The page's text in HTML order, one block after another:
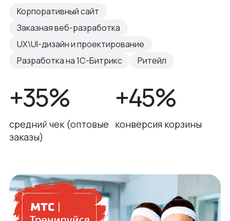
Корпоративный сайт
Заказная веб-разработка
UX\UI-дизайн и проектирование
Разработка на 1С-Битрикс
Ритейл
+35%
средний чек (оптовые
заказы)
+45%
конверсия корзины